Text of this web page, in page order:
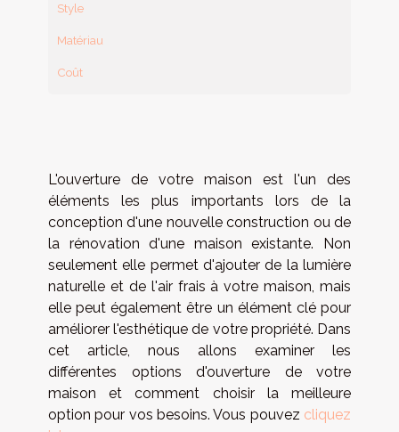
Style
Matériau
Coût
L'ouverture de votre maison est l'un des
éléments les plus importants lors de la
conception d'une nouvelle construction ou de
la rénovation d'une maison existante. Non
seulement elle permet d'ajouter de la lumière
naturelle et de l'air frais à votre maison, mais
elle peut également être un élément clé pour
améliorer l'esthétique de votre propriété. Dans
cet article, nous allons examiner les
différentes options d'ouverture de votre
maison et comment choisir la meilleure
option pour vos besoins. Vous pouvez cliquez